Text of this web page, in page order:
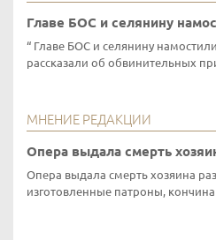
Главе БОС и селянину
Главе БОС и селянину
рассказали об обвинительных
МНЕНИЕ РЕДАКЦИИ
Опера выдала смерть
Опера выдала смерть хозяина
изготовленные патроны,